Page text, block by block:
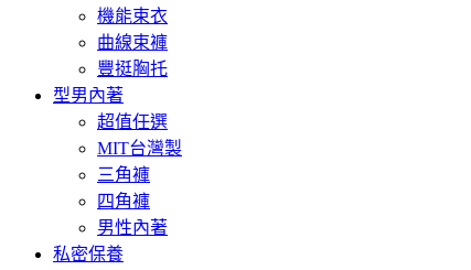
機能束衣
曲線束褲
豐挺胸托
型男內著
超值任選
MIT台灣製
三角褲
四角褲
男性內著
私密保養